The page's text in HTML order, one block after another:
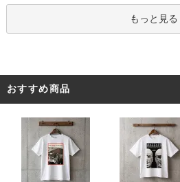
もっと見る
おすすめ商品